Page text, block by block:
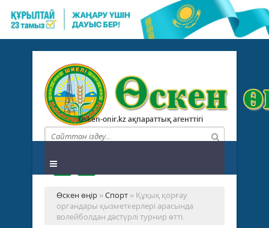
Osken-onir.kz ақпараттық агенттігі
Өскен өңір »Спорт » Құқық қорғау
органдары қызметкерлері арасында
волейболдан дәстүрлі турнир өтті.